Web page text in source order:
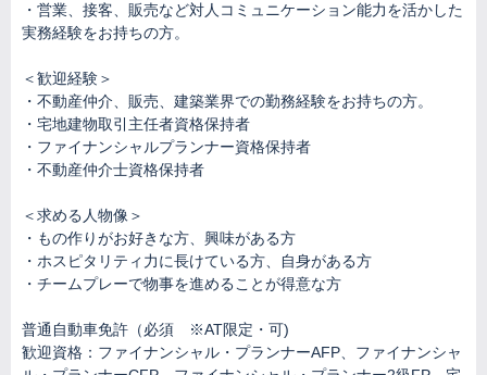
・営業、接客、販売など対人コミュニケーション能力を活かした
実務経験をお持ちの方。
＜歓迎経験＞
・不動産仲介、販売、建築業界での勤務経験をお持ちの方。
・宅地建物取引主任者資格保持者
・ファイナンシャルプランナー資格保持者
・不動産仲介士資格保持者
＜求める人物像＞
・もの作りがお好きな方、興味がある方
・ホスピタリティ力に長けている方、自身がある方
・チームプレーで物事を進めることが得意な方
普通自動車免許（必須 ※AT限定・可)
歓迎資格：ファイナンシャル・プランナーAFP、ファイナンシャ